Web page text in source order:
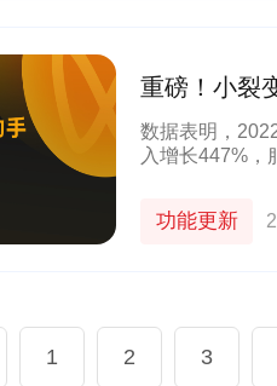
重磅！小裂
数据表明，
入增长447%，
功能更新
1 2 3
转发
SCRM
快速
企业微信+视频号打造公私域联动，
能门店导流线上，用企业微信沉淀
客户池，同时通过视频号直播等方
多渠道引流
1800w+